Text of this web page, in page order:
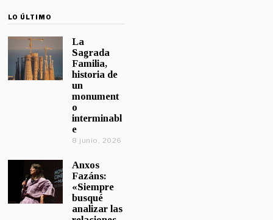
LO ÚLTIMO
La
Sagrada
Familia,
historia de
un
monument
o
interminabl
e
8 junio, 2026
Anxos
Fazáns:
«Siempre
busqué
analizar las